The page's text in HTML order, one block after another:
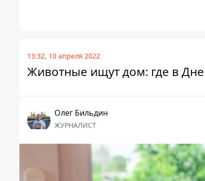
13:32, 10 апреля 2022
Животные ищут дом: где в
Олег Бильдин
ЖУРНАЛИСТ